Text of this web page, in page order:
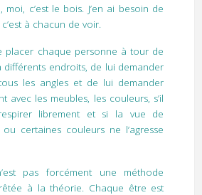
c’est le bois. J’en ai besoin de
à chacun de voir.
placer chaque personne à tour de
endroits, de lui demander
les angles et de lui demander
avec les meubles, les couleurs, s’il
librement et si la vue de
certaines couleurs ne l’agresse
pas forcément une méthode
à la théorie. Chaque être est